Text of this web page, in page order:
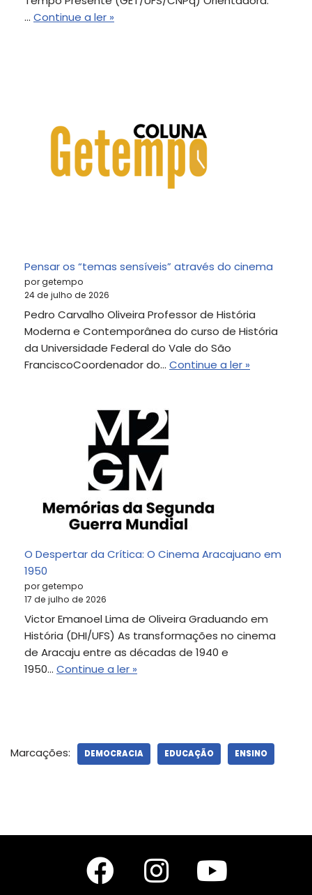
… Continue a ler »
Pensar os “temas sensíveis” através do cinema
por getempo
24 de julho de 2026
Pedro Carvalho Oliveira Professor de História
Moderna e Contemporânea do curso de História
da Universidade Federal do Vale do São
FranciscoCoordenador do… Continue a ler »
O Despertar da Crítica: O Cinema Aracajuano em
1950
por getempo
17 de julho de 2026
Victor Emanoel Lima de Oliveira Graduando em
História (DHI/UFS) As transformações no cinema
de Aracaju entre as décadas de 1940 e
1950… Continue a ler »
Marcações: DEMOCRACIA EDUCAÇÃO ENSINO